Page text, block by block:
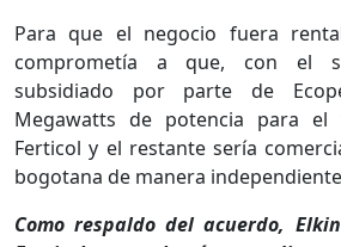
Para que el negocio fuera
comprometía a que, con el
subsidiado por parte de
Megawatts de potencia para el
Ferticol y el restante sería
bogotana de manera
Como respaldo del acuerdo,